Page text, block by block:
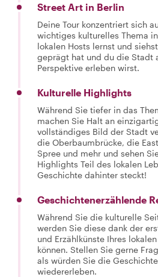
Street Art in Berlin
Deine Tour konzentriert sich
wichtiges kulturelles Thema
lokalen Hosts lernst und
geprägt hat und du die Stadt
Perspektive erleben wirst.
Kulturelle Highlights
Während Sie tiefer in das
machen Sie Halt an
vollständiges Bild der Stadt
die Oberbaumbrücke, die
Spree und mehr und sehen
Highlights Teil des lokalen
Geschichte dahinter steckt!
Geschichtenerzählende
Während Sie die kulturelle
werden Sie diese dank der
und Erzählkünste Ihres
können. Stellen Sie gerne
als würden Sie die
wiedererleben.